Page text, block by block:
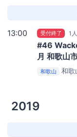
13:00 受付終了 1
#46
月 和歌山
和歌山 和歌
2019